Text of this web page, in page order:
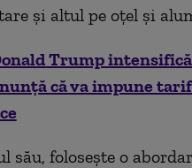
și altul pe oțel și
Trump
că va impune
său, folosește o